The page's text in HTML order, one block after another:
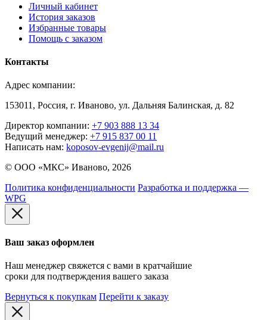
Личный кабинет
История заказов
Избранные товары
Помощь с заказом
Контакты
Адрес компании:
153011, Россия, г. Иваново, ул. Дальняя Балинская, д. 82
Директор компании: +7 903 888 13 34
Ведущий менеджер: +7 915 837 00 11
Написать нам: koposov-evgenij@mail.ru
© ООО «МКС» Иваново, 2026
Политика конфиденциальности Разработка и поддержка —
WPG
Ваш заказ оформлен
Наш менеджер свяжется с вами в кратчайшие
сроки для подтверждения вашего заказа
Вернуться к покупкам Перейти к заказу